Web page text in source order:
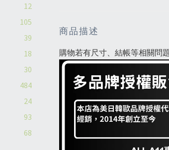
12
105
39
18
30
484
24
93
68
商品描述
購物若有尺寸、結帳等相關問